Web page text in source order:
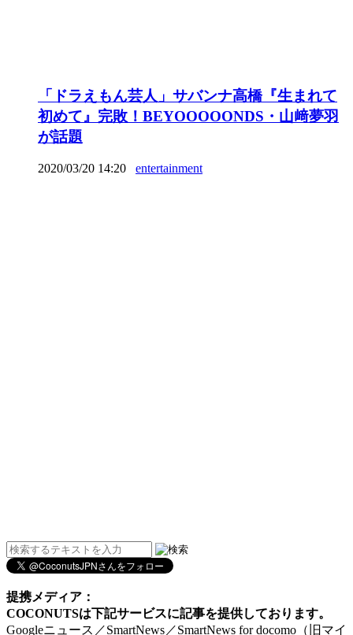
「ドラえもん芸人」サバンナ高橋『生まれて
初めて』完敗！BEYOOOOONDS・山﨑夢羽
が話題
2020/03/20 14:20 entertainment
提携メディア：
COCONUTSは下記サービスに記事を提供しております。
Googleニュース／SmartNews／SmartNews for docomo（旧マイ